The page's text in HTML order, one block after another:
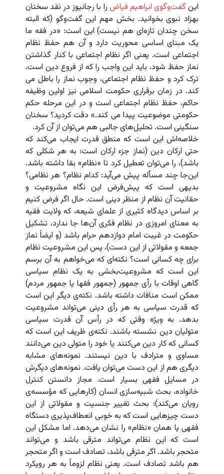
این گفت‌وگوی ابراهیم فیاض را با رجانیوز در نقد سخنان
بهزاد نبوی بخوانید. بخش مهم این گفت‌وگو (که البته
سخن چندان تازه‌ای هم نیست) این است: «در فقه ما
یک مبنای اساسی محوریت دارد و آن هم حفظ نظام
اجتماعی است. یعنی اگر نظام اجتماعی با کنار گذاشتن
نماز حفظ شود، باید این واجب را که از فروع دین است،
ترک کرد و حفظ نظام اجتماعی، وجوب نماز را باطل می
کند. در زمان برقراری حکومت اسلامی نیز اولین وظیفه
حاکم، حفظ نظام اجتماعی است و در این مرحله حکم
حکومتی موضوعیت پیدا می کند.» دقت کردید؟ سخنان
سنگینی است. تحلیل‌های جالبی هم می‌توان از آن کرد.
خلاصه‌اش این است که منطق قدرت ایجاب می‌کند که
حتی ارکان دین (نماز جزء ارکان است؛ به هر شکلی که
باشد)، را می‌توان تعطیل کرد تا «نظام» بقا داشته باشد.
این‌جا چند مسأله پیش می‌آید: کدام نظام؟ هر نظامی؟
بدیهی است که پیش‌فرض این نگاه مشروعیت و
حقانیت آن نظام از منظر دینی است. حال اگر فرض کنیم
بر اساس دیدگاه کثیری از علمای شیعه، که ولایت فقیه
به معنای امروزی در نظام فکری آن‌ها جا ندارد، تشکیل
حکومت در غیبت امام دوازدهم حرام باشد (و ایضاً نماز
جمعه و مقولاتی از این دست)، پس این مشروعیت نظام
برای چه کسانی است؟ نکته‌ای که می‌خواهم به آن برسم
این است که مشروعیت‌بخشی به یک نظام سیاسی
گاهی اوقات با رأی جمهور (جمهور فقها یا جمهور مردم)
ممکن است منافات داشته باشد. نکته‌ی دیگر این است
که قدرت سیاسی به هر رأی دینی می‌تواند مشروعیت
بدهد. به ویژه وقتی که در رأس آن قدرت سیاسی
متولیان دین نشسته باشند. نکته‌ی ظریف این است که
کسانی که کار دین می‌کنند یا خود را متولی دین می‌دانند
مساوی و مترادف با دین نیستند. نمونه‌های مشابه
دیگری هم از این دست می‌توان یافت. نمونه‌های دیگرش
در مسایل فقهی بسیار است. مجاز دانستن کنترل
خانواده، بحث شبیه‌سازی انسان (کارهایی که مؤسسه‌ی
رویان می‌کند)؛ بحث تغییر جنسیت و مقولاتی از این
دست چیزهایی است که به خوبی انعطاف‌پذیری دستگاه
فقهی یا همان «نظام» را نشان می‌دهد. اما مشکل این
است که این نظام می‌تواند مترقی باشد و می‌تواند
متحجر باشد. اگر مترقی باشد، تصادف است و اگر متحجر
هم باشد تصادف است. یعنی نظام لزوماً به هر رویکرد